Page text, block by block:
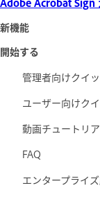
新機能
開始する
管理者向けクイ
ユーザー向けク
動画チュートリ
FAQ
エンタープライ